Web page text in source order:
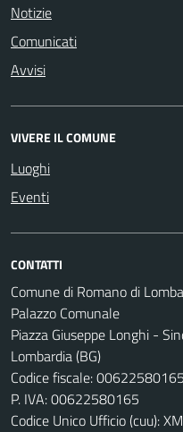
Notizie
Comunicati
Avvisi
VIVERE IL COMUNE
Luoghi
Eventi
CONTATTI
Comune di Romano di
Palazzo Comunale
Piazza Giuseppe Longhi -
Lombardia (BG)
Codice fiscale: 00622580165
P. IVA: 00622580165
Codice Unico Ufficio (cuu):